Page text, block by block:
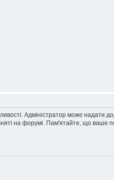
Адміністратор може надати
на форумі. Пам'ятайте, що ваше